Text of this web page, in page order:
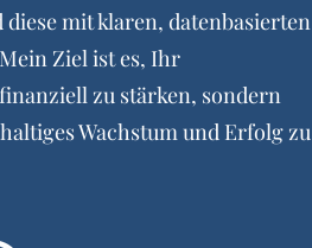
diese mit klaren, datenbasierten
Ziel ist es, Ihr
zu stärken, sondern
Wachstum und Erfolg zu